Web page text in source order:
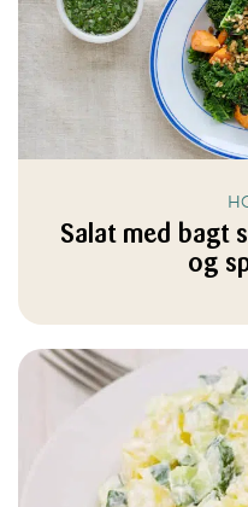
Salat med bagt
og